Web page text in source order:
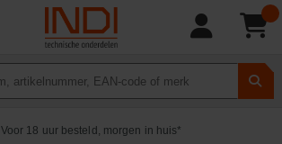
Voor 18 uur besteld, morgen in huis*